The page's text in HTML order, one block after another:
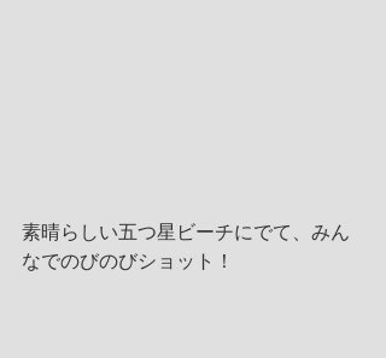
素晴らしい五つ星ビーチにでて、みん
なでのびのびショット！